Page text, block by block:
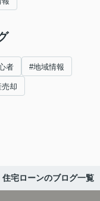
者 #地域情報
却
住宅ローンのブログ一覧